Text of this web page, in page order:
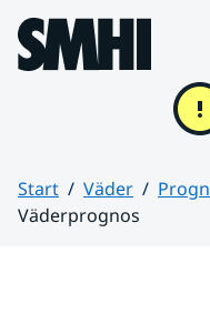
Hoppa till sidans innehåll
Start Väder
Väderprognos